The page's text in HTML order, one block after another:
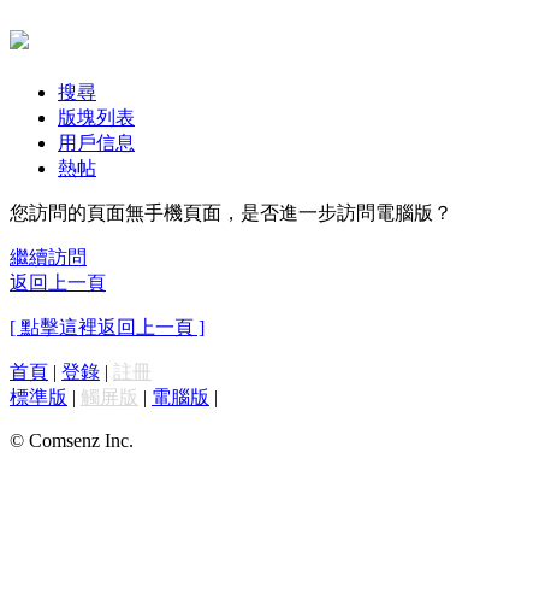
搜尋
版塊列表
用戶信息
熱帖
您訪問的頁面無手機頁面，是否進一步訪問電腦版？
繼續訪問
返回上一頁
[ 點擊這裡返回上一頁 ]
首頁 | 登錄 | 註冊
標準版 | 觸屏版 | 電腦版 |
© Comsenz Inc.